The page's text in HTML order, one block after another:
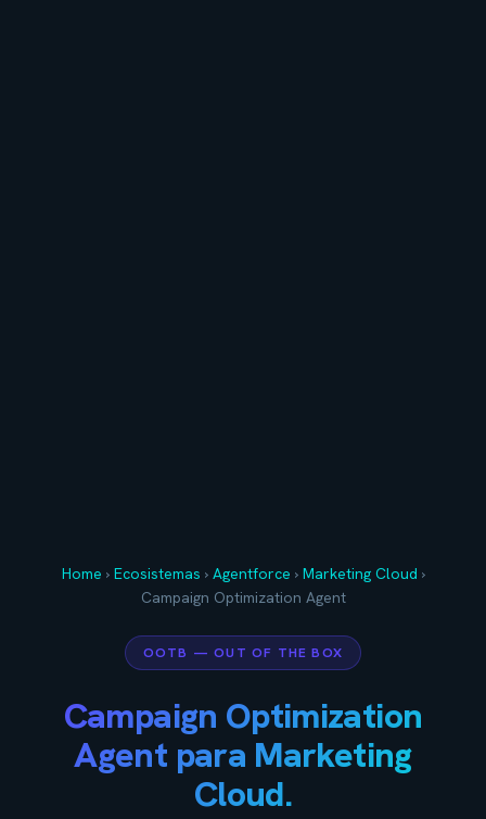
Home › Ecosistemas › Agentforce › Marketing Cloud ›
Campaign Optimization Agent
OOTB — OUT OF THE BOX
Campaign Optimization
Agent para Marketing
Cloud.